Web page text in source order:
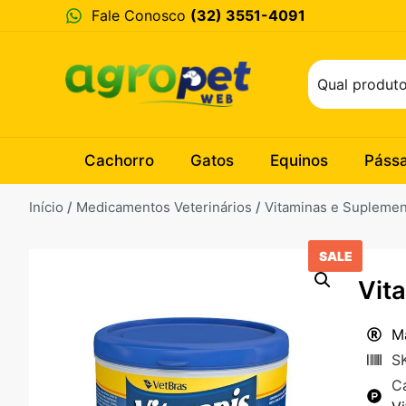
Fale Conosco (32) 3551-4091
Cachorro Gatos Equinos
Início / Medicamentos Veterinários / Vitaminas e
SALE